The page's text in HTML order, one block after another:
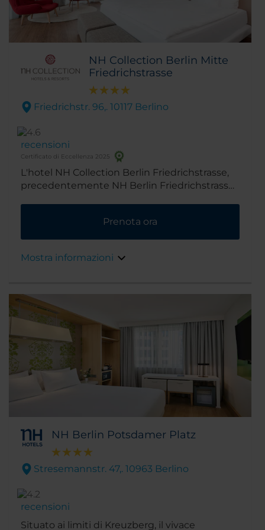
NH Collection Berlin Mitte
Friedrichstrasse
Friedrichstr. 96,. 10117 Berlino
recensioni
Certificato di Eccellenza 2025
L'hotel NH Collection Berlin Friedrichstrasse,
precedentemente NH Berlin Friedrichstrasse,
turistiche e zone dello shopping di Berlino. Da
qui si può raggiungere con una breve
den Linden, lo storico viale alberato di Berlino.
Prenota ora
Mostra informazioni
NH Berlin Potsdamer Platz
Stresemannstr. 47,. 10963 Berlino
recensioni
Situato ai limiti di Kreuzberg, il vivace